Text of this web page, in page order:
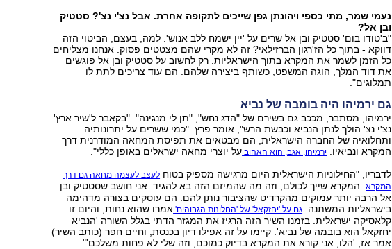
נעמי שמר, מתי כספי ויהונתן גפן שייכים לתקופה אחרת. אבל נצ'י נצ'? סטטיק
ובן אל?
"ב'טודו בום' סטטיק ובן אל שרים על 'יין ישמח ללב אנוש'. למה, בעצם, הביטוי הזה
דווקא - בתוך כל הז'רגון הברזילאי? זה לא מקרי שהם מצטטים פסוק. אנחנו מצליחים
כל הזמן לשמר את המקרא בתוך הישראליות. רק לחשוב על סטטיק ובן אל פוגשים
את דוד המלך, הוגה המשפט, כשותף ביצירה שלהם. הם עוד צריכים לתת לו
תמלוגים".
גם ירמיהו היה בומבה של נביא
ירמיהו, מסתבר, מככב גם בשירם של "הדג נחש", "תן לי מנגינה". "בקאבר ל'שיר ארץ'
נצ'י נצ' הולך לנתן הנביא וכבשת הרש", אומר פרץ. "כמי ששרים על יתרונותיה
ותחלואיה של החברה הישראלית, הם מבטאים את תפיסת המחאה המודרנית דרך
המקרא ונביאיו. ירמיהו, אגב, הוא האהוב על יוצרי מחאה ישראלים באופן כללי".
לדבריו, "החילוניות הישראלית היום מרגישה מספיק בטוח לעצב לעצמה מחאה גם דרך
המקרא. המקרא שייך לכולם, וזה מה שהמיזם הזה בא להגיד. אני חושב שסטטיק ובן
אל הרבה יותר עמוקים מהקרדיט שהציבור נותן להם. הם עוסקים בצורה מדהימה
בישראליות המשתנה. גם על 'יחזקאל' של 'החלונות הגבוהים' אמרו שהוא נחות, והיום זו
קלאסיקה ישראלית. בזמנו השיר הזה הרגיז את המגזר הדתי בגלל השורה 'הנביא
יחזקאל הוא בובמה של נביא'. קיימו על זה אפילו דיון בכנסת, וחיים חפר (כותב השיר)
אמר אז, 'הלו, אני קורא את המקרא בדיוק כמוכם, וזה שלי לא פחות משלכם'".